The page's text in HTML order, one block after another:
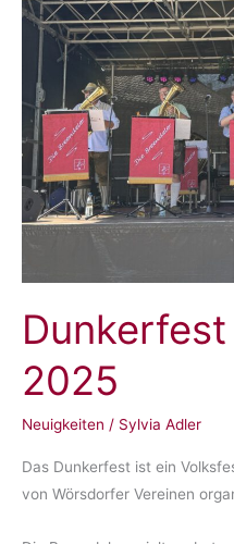
2025
Neuigkeiten / Sylvia Adler
Das Dunkerfest ist ein
von Wörsdorfer Vereinen